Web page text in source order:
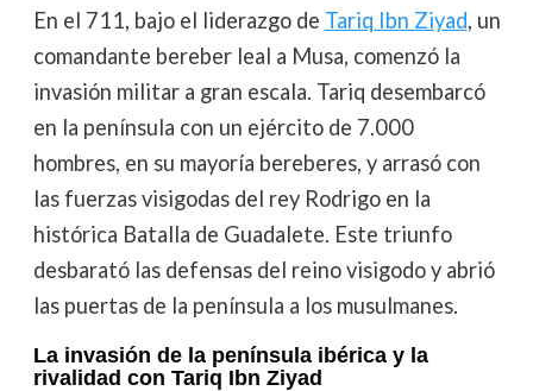
En el 711, bajo el liderazgo de Tariq Ibn Ziyad, un
comandante bereber leal a Musa, comenzó la
invasión militar a gran escala. Tariq desembarcó
en la península con un ejército de 7.000
hombres, en su mayoría bereberes, y arrasó con
las fuerzas visigodas del rey Rodrigo en la
histórica Batalla de Guadalete. Este triunfo
desbarató las defensas del reino visigodo y abrió
las puertas de la península a los musulmanes.
La invasión de la península ibérica y la
rivalidad con Tariq Ibn Ziyad